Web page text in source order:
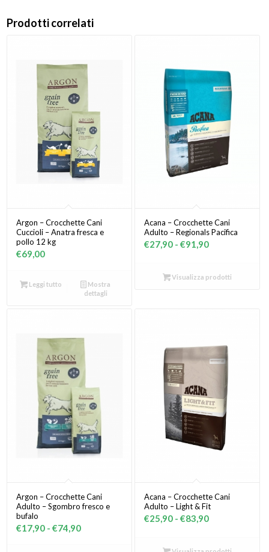
Prodotti correlati
Argon – Crocchette Cani
Cuccioli – Anatra fresca e
pollo 12 kg
€69,00
Leggi tutto
Mostra
dettagli
Acana – Crocchette Cani
Adulto – Regionals Pacifica
€27,90 - €91,90Fascia
prezzo:
Visualizza prodotti
Argon – Crocchette Cani
Adulto – Sgombro fresco e
bufalo
€17,90 - €74,90Fascia
Acana – Crocchette Cani
Adulto – Light & Fit
€25,90 - €83,90Fascia
prezzo: